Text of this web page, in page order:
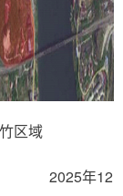
区域
2025年12